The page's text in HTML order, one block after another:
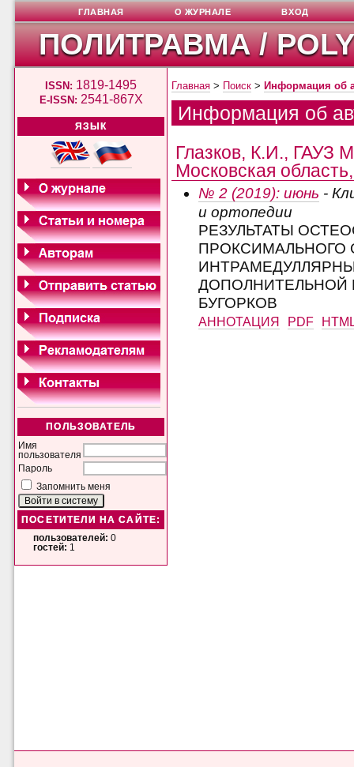
ПОЛИТРАВМА /
ISSN: 1819-1495
E-ISSN: 2541-867X
ЯЗЫК
ПОЛЬЗОВАТЕЛЬ
Имя
пользователя
Пароль
Запомнить меня
ПОСЕТИТЕЛИ НА САЙТЕ:
пользователей: 0
гостей: 1
ГЛАВНАЯ О ЖУРНАЛЕ ВХОД
Главная > Поиск > Информация об
Информация об
Глазков, К.И., ГАУЗ
Московская
№ 2 (2019): июнь -
и ортопедии
РЕЗУЛЬТАТЫ
ПРОКСИМАЛЬНОГО
ДОПОЛНИТЕЛЬНОЙ
БУГОРКОВ
АННОТАЦИЯ PDF